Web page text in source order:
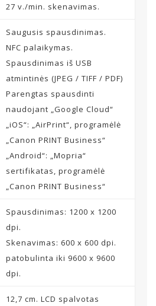
27 v./min. skenavimas.
Saugusis spausdinimas.
NFC palaikymas.
Spausdinimas iš USB
atmintinės (JPEG / TIFF / PDF)
Parengtas spausdinti
naudojant „Google Cloud“
„iOS“: „AirPrint“, programėlė
„Canon PRINT Business“
„Android“: „Mopria“
sertifikatas, programėlė
„Canon PRINT Business“
Spausdinimas: 1200 x 1200
dpi.
Skenavimas: 600 x 600 dpi.
patobulinta iki 9600 x 9600
dpi.
12,7 cm. LCD spalvotas